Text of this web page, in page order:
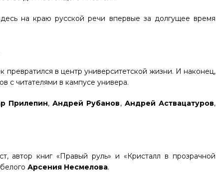
на краю русской речи впервые за долгущее время
превратился в центр университетской жизни. И наконец,
с читателями в кампусе универа.
Прилепин,Андрей Рубанов, Андрей Аствацатуров,
автор книг «Правый руль» и «Кристалл в прозрачной
Арсения Несмелова.